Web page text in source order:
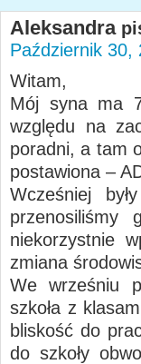
Aleksandra
Październik 30,
Witam,
Mój syna ma
względu na
poradni, a tam
postawiona –
Wcześniej
niekorzystnie
zmiana
We wrześniu
szkoła z
bliskość do
do szkoły